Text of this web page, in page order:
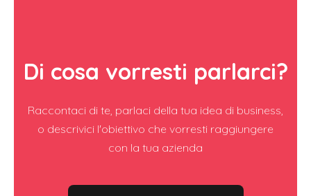
Di cosa vorresti parlarci?
Raccontaci di te, parlaci della tua idea di business,
o descrivici l'obiettivo che vorresti raggiungere
con la tua azienda